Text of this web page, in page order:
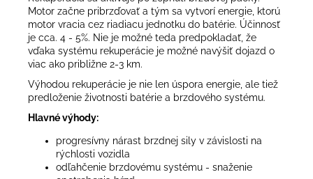
Motor začne pribrzďovať a tým sa vytvorí energie, ktorú
motor vracia cez riadiacu jednotku do batérie. Účinnosť
je cca. 4 - 5%. Nie je možné teda predpokladať, že
vďaka systému rekuperácie je možné navýšiť dojazd o
viac ako približne 2-3 km.
Výhodou rekuperácie je nie len úspora energie, ale tiež
predloženie životnosti batérie a brzdového systému.
Hlavné výhody:
progresívny nárast brzdnej sily v závislosti na
rýchlosti vozidla
odľahčenie brzdovému systému - snaženie